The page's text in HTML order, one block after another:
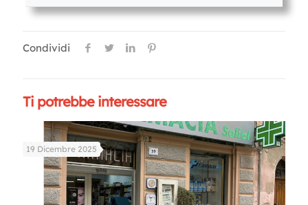
Condividi
Ti potrebbe interessare
19 Dicembre 2025